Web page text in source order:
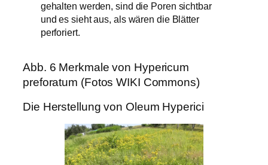
gehalten werden, sind die Poren sichtbar
und es sieht aus, als wären die Blätter
perforiert.
Abb. 6 Merkmale von Hypericum
preforatum (Fotos WIKI Commons)
Die Herstellung von Oleum Hyperici